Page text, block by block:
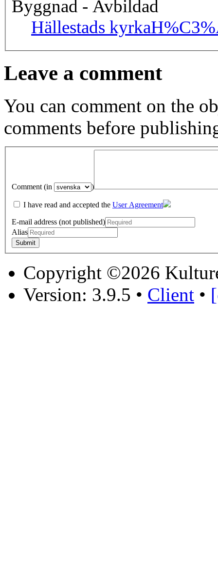
Byggnad - Avbildad
Hällestads kyrka
Leave a comment
You can comment on the
comments before
Comment (in )
I have read and accepted the User Agreement
E-mail address (not published)
Alias
Copyright ©2026
Version: 3.9.5 • Client •